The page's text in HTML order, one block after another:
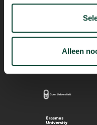
Alleen